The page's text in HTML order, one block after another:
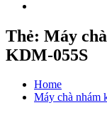
Thẻ: Máy
KDM-055S
Home
Máy chà nhám